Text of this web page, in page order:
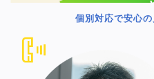
個別対応で安心の